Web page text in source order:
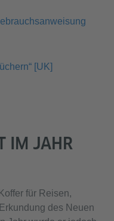
[UK]
IM JAHR
für Reisen,
des Neuen